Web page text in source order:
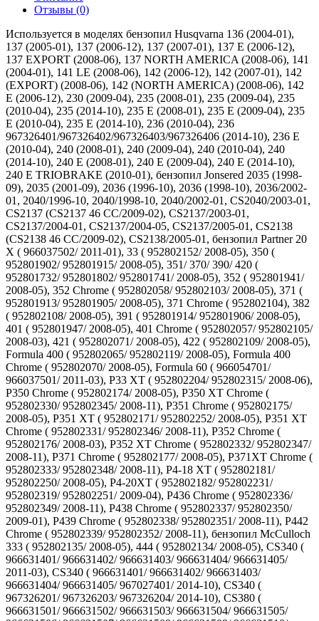
Отзывы (0)
Используется в моделях бензопил Husqvarna 136 (2004-01),
137 (2005-01), 137 (2006-12), 137 (2007-01), 137 E (2006-12),
137 EXPORT (2008-06), 137 NORTH AMERICA (2008-06), 141
(2004-01), 141 LE (2008-06), 142 (2006-12), 142 (2007-01), 142
(EXPORT) (2008-06), 142 (NORTH AMERICA) (2008-06), 142
E (2006-12), 230 (2009-04), 235 (2008-01), 235 (2009-04), 235
(2010-04), 235 (2014-10), 235 E (2008-01), 235 E (2009-04), 235
E (2010-04), 235 E (2014-10), 236 (2010-04), 236
967326401/967326402/967326403/967326406 (2014-10), 236 E
(2010-04), 240 (2008-01), 240 (2009-04), 240 (2010-04), 240
(2014-10), 240 E (2008-01), 240 E (2009-04), 240 E (2014-10),
240 E TRIOBRAKE (2010-01), бензопил Jonsered 2035 (1998-
09), 2035 (2001-09), 2036 (1996-10), 2036 (1998-10), 2036/2002-
01, 2040/1996-10, 2040/1998-10, 2040/2002-01, CS2040/2003-01,
CS2137 (CS2137 46 CC/2009-02), CS2137/2003-01,
CS2137/2004-01, CS2137/2004-05, CS2137/2005-01, CS2138
(CS2138 46 CC/2009-02), CS2138/2005-01, бензопил Partner 20
X ( 966037502/ 2011-01), 33 ( 952802152/ 2008-05), 350 (
952801902/ 952801915/ 2008-05), 351/ 370/ 390/ 420 (
952801732/ 952801802/ 952801741/ 2008-05), 352 ( 952801941/
2008-05), 352 Chrome ( 952802058/ 952802103/ 2008-05), 371 (
952801913/ 952801905/ 2008-05), 371 Chrome ( 952802104), 382
( 952802108/ 2008-05), 391 ( 952801914/ 952801906/ 2008-05),
401 ( 952801947/ 2008-05), 401 Chrome ( 952802057/ 952802105/
2008-03), 421 ( 952802071/ 2008-05), 422 ( 952802109/ 2008-05),
Formula 400 ( 952802065/ 952802119/ 2008-05), Formula 400
Chrome ( 952802070/ 2008-05), Formula 60 ( 966054701/
966037501/ 2011-03), P33 XT ( 952802204/ 952802315/ 2008-06),
P350 Chrome ( 952802174/ 2008-05), P350 XT Chrome (
952802330/ 952802345/ 2008-11), P351 Chrome ( 952802175/
2008-05), P351 XT ( 952802171/ 952802252/ 2008-05), P351 XT
Chrome ( 952802331/ 952802346/ 2008-11), P352 Chrome (
952802176/ 2008-03), P352 XT Chrome ( 952802332/ 952802347/
2008-11), P371 Chrome ( 952802177/ 2008-05), P371XT Chrome (
952802333/ 952802348/ 2008-11), P4-18 XT ( 952802181/
952802250/ 2008-05), P4-20XT ( 952802182/ 952802231/
952802319/ 952802251/ 2009-04), P436 Chrome ( 952802336/
952802349/ 2008-11), P438 Chrome ( 952802337/ 952802350/
2009-01), P439 Chrome ( 952802338/ 952802351/ 2008-11), P442
Chrome ( 952802339/ 952802352/ 2008-11), бензопил McCulloch
333 ( 952802135/ 2008-05), 444 ( 952802134/ 2008-05), CS340 (
966631401/ 966631402/ 966631403/ 966631404/ 966631405/
2011-03), CS340 ( 966631401/ 966631402/ 966631403/
966631404/ 966631405/ 967027401/ 2014-10), CS340 (
967326201/ 967326203/ 967326204/ 2014-10), CS380 (
966631501/ 966631502/ 966631503/ 966631504/ 966631505/